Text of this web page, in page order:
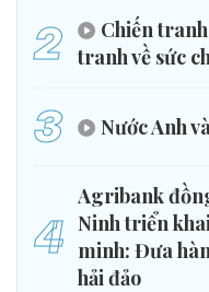
2
Chiến
tranh về sức
3 Nước Anh
4
Agribank
Ninh triển
minh: Đưa
hải đảo